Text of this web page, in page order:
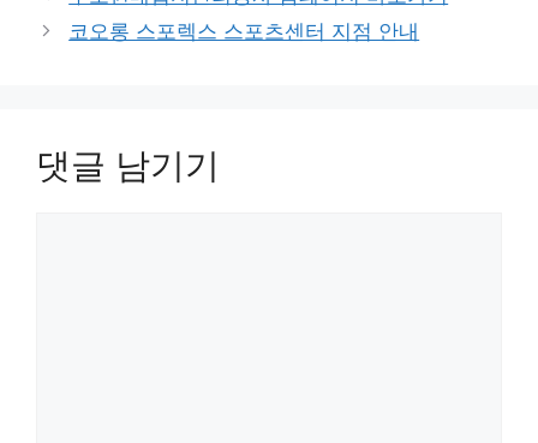
리
코오롱 스포렉스 스포츠센터 지점 안내
댓글 남기기